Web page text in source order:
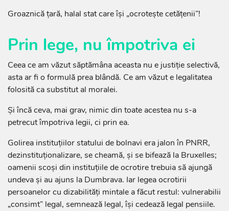
Groaznică țară, halal stat care își „ocrotește cetățenii”!
Prin lege, nu împotriva ei
Ceea ce am văzut săptămâna aceasta nu e justiție selectivă,
asta ar fi o formulă prea blândă. Ce am văzut e legalitatea
folosită ca substitut al moralei.
Și încă ceva, mai grav, nimic din toate acestea nu s-a
petrecut împotriva legii, ci prin ea.
Golirea instituțiilor statului de bolnavi era jalon în PNRR,
dezinstituționalizare, se cheamă, și se bifează la Bruxelles;
oamenii scoși din instituțiile de ocrotire trebuia să ajungă
undeva și au ajuns la Dumbrava. Iar legea ocrotirii
persoanelor cu dizabilități mintale a făcut restul: vulnerabilii
„consimt” legal, semnează legal, își cedează legal pensiile.